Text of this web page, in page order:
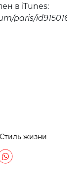
в iTunes:
paris/id915016917
жизни